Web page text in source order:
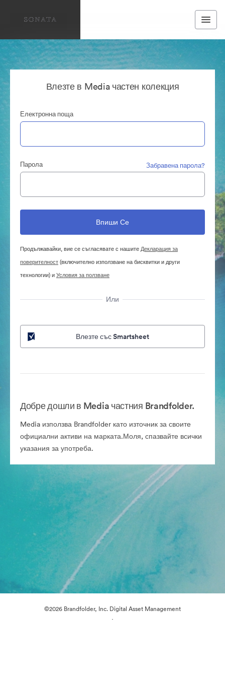
Влезте в Media частен колекция
Електронна поща
Парола Забравена парола?
Продължавайки, вие се съгласявате с нашитеДекларация за
поверителност(включително използване на бисквитки и други
технологии) иУсловия за ползване
Или
Влезте със Smartsheet
Добре дошли в Media частния Brandfolder.
Media използва Brandfolder като източник за своите
официални активи на марката.Моля, спазвайте всички
указания за употреба.
©2026 Brandfolder, Inc. Digital Asset Management
·